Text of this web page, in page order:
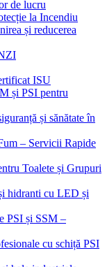
de lucru
la Incendiu
și reducerea
ISU
și PSI pentru
și sănătate în
– Servicii Rapide
Toalete și Grupuri
hidranti cu LED și
PSI și SSM –
cu schiță PSI